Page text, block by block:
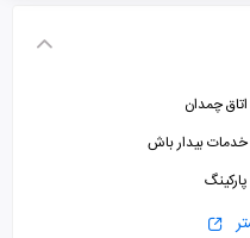
اتاق چمدان
خدمات بیدار باش
پارکینگ